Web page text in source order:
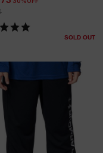
SOLD OUT